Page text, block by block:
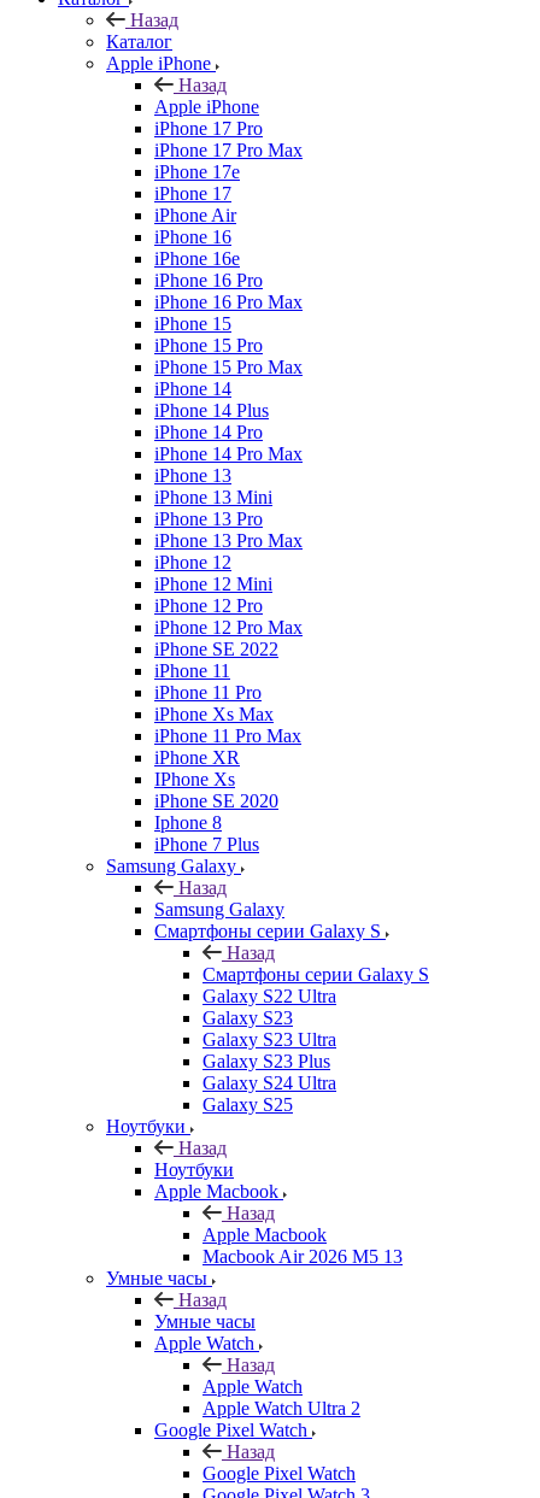
Назад
Каталог
Apple iPhone
Назад
Apple iPhone
iPhone 17 Pro
iPhone 17 Pro Max
iPhone 17e
iPhone 17
iPhone Air
iPhone 16
iPhone 16e
iPhone 16 Pro
iPhone 16 Pro Max
iPhone 15
iPhone 15 Pro
iPhone 15 Pro Max
iPhone 14
iPhone 14 Plus
iPhone 14 Pro
iPhone 14 Pro Max
iPhone 13
iPhone 13 Mini
iPhone 13 Pro
iPhone 13 Pro Max
iPhone 12
iPhone 12 Mini
iPhone 12 Pro
iPhone 12 Pro Max
iPhone SE 2022
iPhone 11
iPhone 11 Pro
iPhone Xs Max
iPhone 11 Pro Max
iPhone XR
IPhone Xs
iPhone SE 2020
Iphone 8
iPhone 7 Plus
Samsung Galaxy
Назад
Samsung Galaxy
Смартфоны серии Galaxy S
Назад
Смартфоны серии Galaxy S
Galaxy S22 Ultra
Galaxy S23
Galaxy S23 Ultra
Galaxy S23 Plus
Galaxy S24 Ultra
Galaxy S25
Ноутбуки
Назад
Ноутбуки
Apple Macbook
Назад
Apple Macbook
Macbook Air 2026 M5 13
Умные часы
Назад
Умные часы
Apple Watch
Назад
Apple Watch
Apple Watch Ultra 2
Google Pixel Watch
Назад
Google Pixel Watch